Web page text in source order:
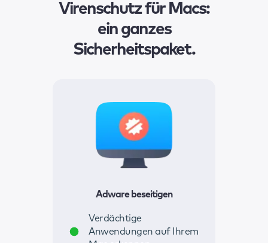
Virenschutz für Macs:
ein ganzes
Sicherheitspaket.
Adware beseitigen
Verdächtige
Anwendungen auf Ihrem